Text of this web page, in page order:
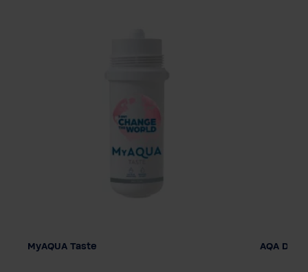
Filter cartridge
MyAQUA Taste
AQA
AQA